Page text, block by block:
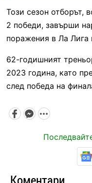
Този сезон отборът,
2 победи, завърши
поражения в Ла Лига
62-годишният
2023 година, като
след победа на